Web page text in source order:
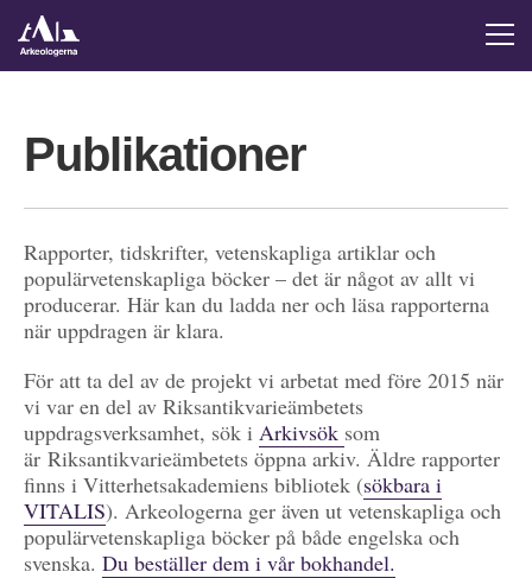
Publikationer
Rapporter, tidskrifter, vetenskapliga artiklar och
populärvetenskapliga böcker – det är något av allt vi
producerar. Här kan du ladda ner och läsa rapporterna
när uppdragen är klara.
För att ta del av de projekt vi arbetat med före 2015 när
vi var en del av Riksantikvarieämbetets
uppdragsverksamhet, sök i Arkivsök som
är Riksantikvarieämbetets öppna arkiv. Äldre rapporter
finns i Vitterhetsakademiens bibliotek (sökbara i
VITALIS). Arkeologerna ger även ut vetenskapliga och
populärvetenskapliga böcker på både engelska och
svenska. Du beställer dem i vår bokhandel.